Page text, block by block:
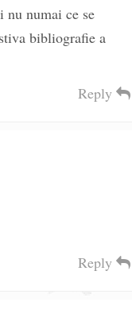
nu numai ce se
bibliografie a
Reply
Reply